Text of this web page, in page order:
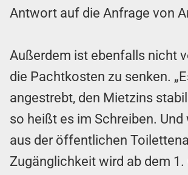
Antwort auf die Anfrage von
Außerdem ist ebenfalls nicht
die Pachtkosten zu senken.
angestrebt, den Mietzins
so heißt es im Schreiben. Und
aus der öffentlichen
Zugänglichkeit wird ab dem 1.